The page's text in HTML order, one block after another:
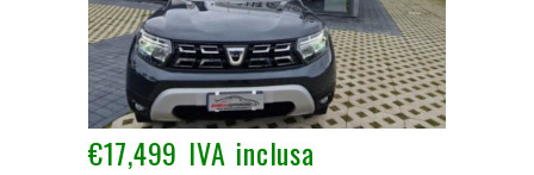
€17,499 IVA inclusa